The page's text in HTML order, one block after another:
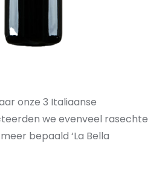
onze 3 Italiaanse
we evenveel rasechte
bepaald ‘La Bella